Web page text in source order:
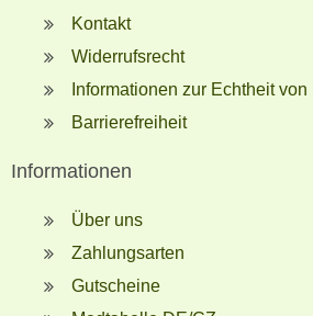
Kontakt
Widerrufsrecht
Informationen zur Echtheit
Barrierefreiheit
Informationen
Über uns
Zahlungsarten
Gutscheine